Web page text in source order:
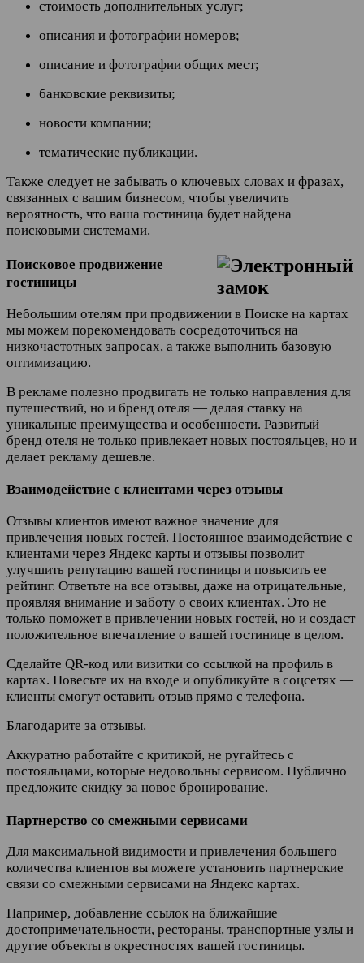
стоимость дополнительных услуг;
описания и фотографии номеров;
описание и фотографии общих мест;
банковские реквизиты;
новости компании;
тематические публикации.
Также следует не забывать о ключевых словах и фразах,
связанных с вашим бизнесом, чтобы увеличить
вероятность, что ваша гостиница будет найдена
поисковыми системами.
Поисковое продвижение
гостиницы
Небольшим отелям при продвижении в Поиске на картах
мы можем порекомендовать сосредоточиться на
низкочастотных запросах, а также выполнить базовую
оптимизацию.
В рекламе полезно продвигать не только направления для
путешествий, но и бренд отеля — делая ставку на
уникальные преимущества и особенности. Развитый
бренд отеля не только привлекает новых постояльцев, но и
делает рекламу дешевле.
Взаимодействие с клиентами через отзывы
Отзывы клиентов имеют важное значение для
привлечения новых гостей. Постоянное взаимодействие с
клиентами через Яндекс карты и отзывы позволит
улучшить репутацию вашей гостиницы и повысить ее
рейтинг. Ответьте на все отзывы, даже на отрицательные,
проявляя внимание и заботу о своих клиентах. Это не
только поможет в привлечении новых гостей, но и создаст
положительное впечатление о вашей гостинице в целом.
Сделайте QR-код или визитки со ссылкой на профиль в
картах. Повесьте их на входе и опубликуйте в соцсетях —
клиенты смогут оставить отзыв прямо с телефона.
Благодарите за отзывы.
Аккуратно работайте с критикой, не ругайтесь с
постояльцами, которые недовольны сервисом. Публично
предложите скидку за новое бронирование.
Партнерство со смежными сервисами
Для максимальной видимости и привлечения большего
количества клиентов вы можете установить партнерские
связи со смежными сервисами на Яндекс картах.
Например, добавление ссылок на ближайшие
достопримечательности, рестораны, транспортные узлы и
другие объекты в окрестностях вашей гостиницы.